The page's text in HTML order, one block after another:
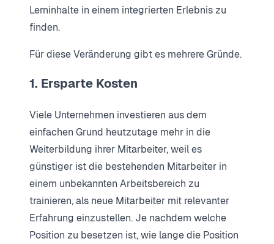
Lerninhalte in einem integrierten Erlebnis zu
finden.
Für diese Veränderung gibt es mehrere Gründe.
1. Ersparte Kosten
Viele Unternehmen investieren aus dem
einfachen Grund heutzutage mehr in die
Weiterbildung ihrer Mitarbeiter, weil es
günstiger ist die bestehenden Mitarbeiter in
einem unbekannten Arbeitsbereich zu
trainieren, als neue Mitarbeiter mit relevanter
Erfahrung einzustellen. Je nachdem welche
Position zu besetzen ist, wie lange die Position